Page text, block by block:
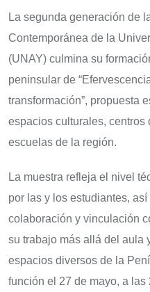
La segunda generación de
Contemporánea de la
(UNAY) culmina su
peninsular de
transformación”, propuesta
espacios culturales, centros
escuelas de la región.
La muestra refleja el nivel
por las y los estudiantes,
colaboración y vinculación
su trabajo más allá del aula
espacios diversos de la
función el 27 de mayo, a las